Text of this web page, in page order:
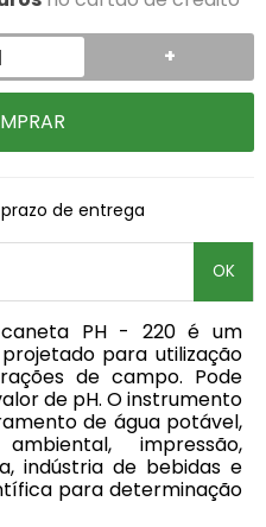
+
de entrega
OK
PH - 220 é um
para utilização
de campo. Pode
de pH. O instrumento
de água potável,
impressão,
indústria de bebidas e
para determinação